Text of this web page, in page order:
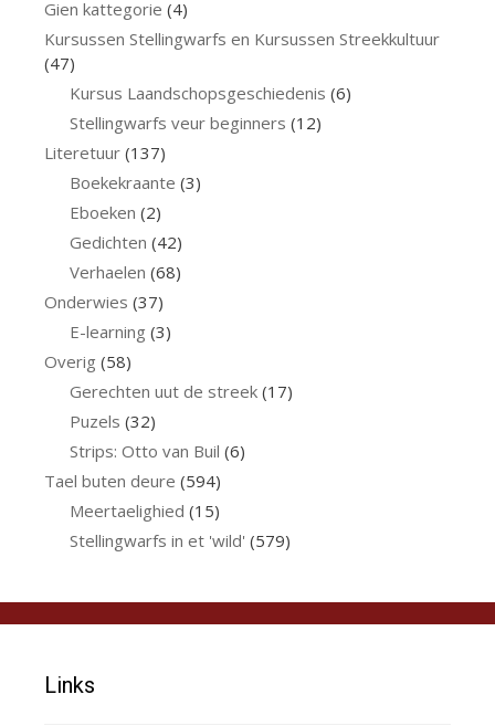
Gien kattegorie (4)
Kursussen Stellingwarfs en Kursussen Streekkultuur
(47)
Kursus Laandschopsgeschiedenis (6)
Stellingwarfs veur beginners (12)
Literetuur (137)
Boekekraante (3)
Eboeken (2)
Gedichten (42)
Verhaelen (68)
Onderwies (37)
E-learning (3)
Overig (58)
Gerechten uut de streek(17)
Puzels (32)
Strips: Otto van Buil (6)
Tael buten deure (594)
Meertaelighied (15)
Stellingwarfs in et 'wild' (579)
Links